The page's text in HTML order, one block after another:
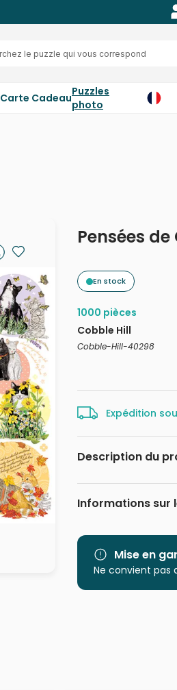
Carte CadeauPuzzles
photo
Pensées
En stock
1000 pièces
Cobble Hill
Cobble-Hill-40298
Expédition
Description du
Mary Lake-
Informations sur
Catégorie
Age
Mise en
Ne convient pas